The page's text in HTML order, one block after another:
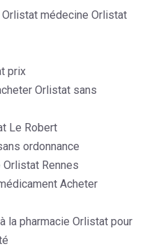
médecine Orlistat
prix
Orlistat sans
Le Robert
ordonnance
Rennes
Acheter
la pharmacie Orlistat pour